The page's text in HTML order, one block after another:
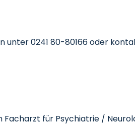
0241 80-80166 oder
für Psychiatrie /